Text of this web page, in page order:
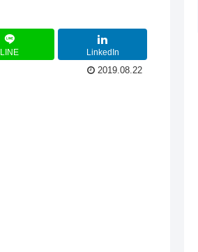
LINE
LinkedIn
2019.08.22